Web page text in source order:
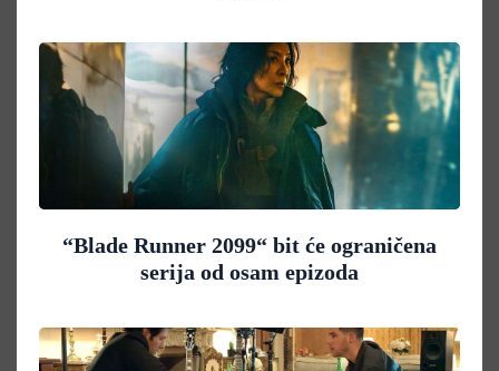
“Blade Runner 2099“ bit će ograničena
serija od osam epizoda